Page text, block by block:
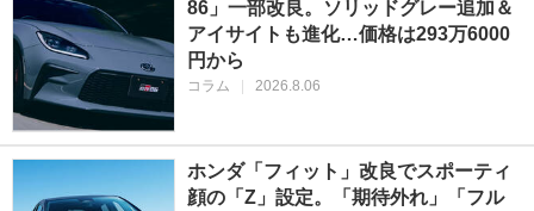
86」一部改良。ソリッドグレー追加＆
アイサイトも進化…価格は293万6000
円から
コラム 2026.8.06
ホンダ「フィット」改良でスポーティ
顔の「Z」設定。「期待外れ」「フル